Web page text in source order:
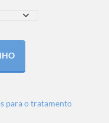
para o tratamento